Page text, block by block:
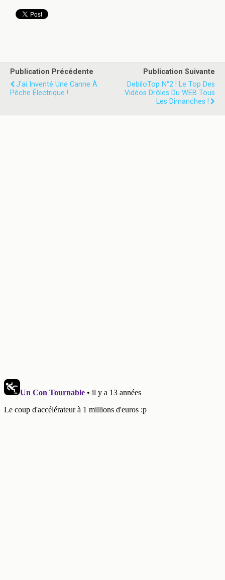
Publication Précédente
J'ai Inventé Une Canne À
Pêche Électrique !
Publication Suivante
DebiloTop N°2 ! Le Top Des
Vidéos Drôles Du WEB Tous
Les Dimanches !